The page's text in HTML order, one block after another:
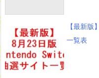
【最新
一覧表